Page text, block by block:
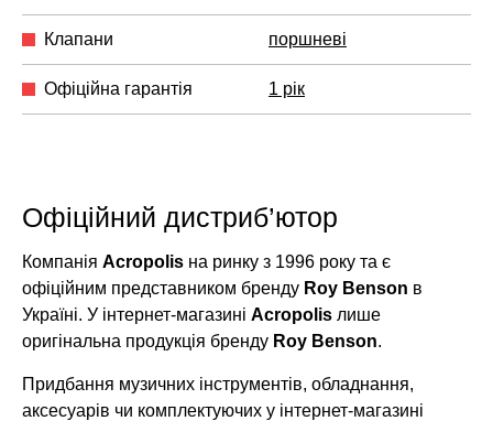
Клапани поршневі
Офіційна гарантія 1 рік
Офіційний дистриб’ютор
Компанія Acropolis на ринку з 1996 року та є
офіційним представником бренду Roy Benson в
Україні. У інтернет-магазині Acropolis лише
оригінальна продукція бренду Roy Benson.
Придбання музичних інструментів, обладнання,
аксесуарів чи комплектуючих у інтернет-магазині